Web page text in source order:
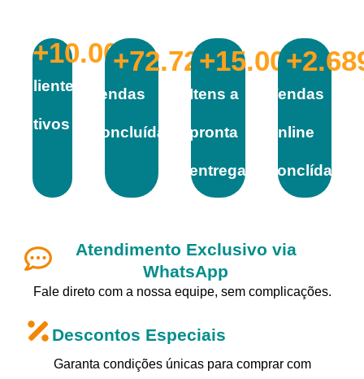
Clientes
Ativos
+10.000
Vendas
Concluídas
+72.727
Itens a
pronta
entrega
+15.000
Vendas
online
conclídas
+
Atendimento Exclusivo via
WhatsApp
Fale direto com a nossa equipe, sem complicações.
Descontos Especiais
Garanta condições únicas para comprar com